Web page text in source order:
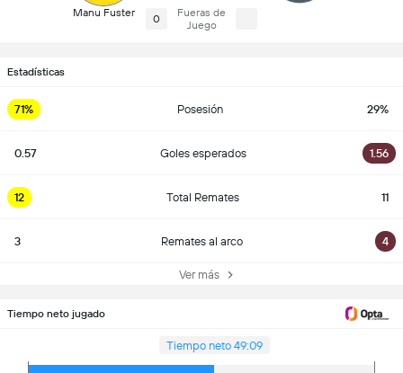
Manu Fuster 0
Fueras de
Juego
Estadísticas
71% Posesión 29%
0.57 Goles esperados 1.56
12 Total Remates 11
3 Remates al arco 4
Ver más
Tiempo neto jugado
Tiempo neto 49:09